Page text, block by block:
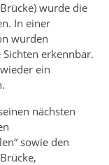
wurde die
In einer
wurden
erkennbar.
ein
nächsten
sowie den